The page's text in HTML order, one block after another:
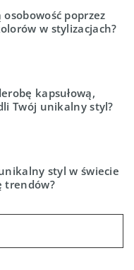
osobowość poprzez
w stylizacjach?
kapsułową,
Twój unikalny styl?
styl w świecie
trendów?